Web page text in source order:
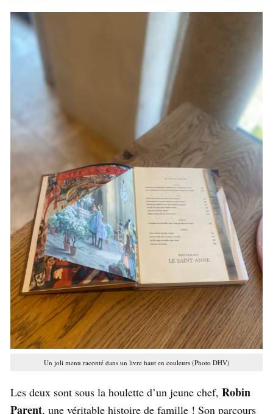
Un joli menu raconté dans un livre haut en couleurs (Photo DHV)
Les deux sont sous la houlette d’un jeune chef, Robin
Parent, une véritable histoire de famille ! Son parcours